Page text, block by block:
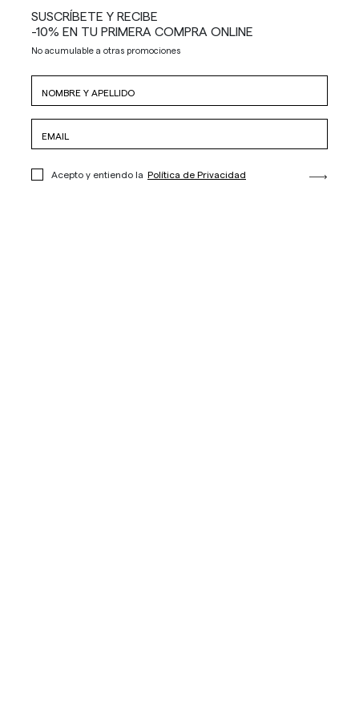
SUSCRÍBETE Y RECIBE
-10% EN TU PRIMERA COMPRA ONLINE
No acumulable a otras promociones
Acepto y entiendo la Política de Privacidad